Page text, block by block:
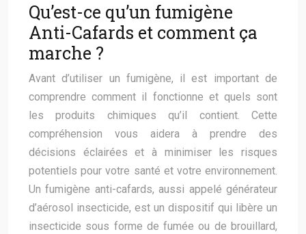
Qu’est-ce qu’un fumigène
Anti-Cafards et comment ça
marche ?
Avant d’utiliser un fumigène, il est important de
comprendre comment il fonctionne et quels sont
les produits chimiques qu’il contient. Cette
compréhension vous aidera à prendre des
décisions éclairées et à minimiser les risques
potentiels pour votre santé et votre environnement.
Un fumigène anti-cafards, aussi appelé générateur
d’aérosol insecticide, est un dispositif qui libère un
insecticide sous forme de fumée ou de brouillard,